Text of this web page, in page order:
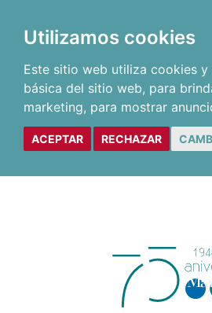
Utilizamos cookies
Este sitio web utiliza cookies
básica del sitio web, para
marketing, para mostrar
ACEPTAR RECHAZAR